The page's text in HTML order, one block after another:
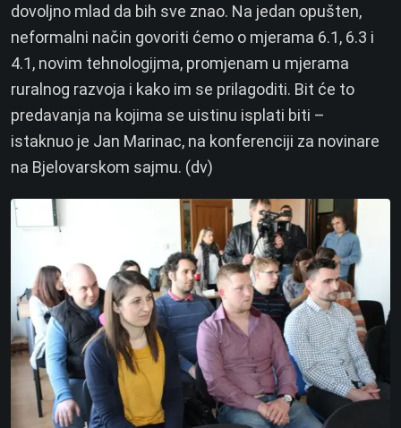
dovoljno mlad da bih sve znao. Na jedan opušten,
neformalni način govoriti ćemo o mjerama 6.1, 6.3 i
4.1, novim tehnologijma, promjenam u mjerama
ruralnog razvoja i kako im se prilagoditi. Bit će to
predavanja na kojima se uistinu isplati biti –
istaknuo je Jan Marinac, na konferenciji za novinare
na Bjelovarskom sajmu. (dv)